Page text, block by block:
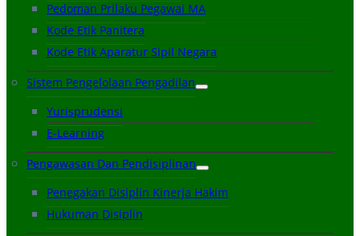
Pedoman Prilaku Pegawai MA
Kode Etik Panitera
Kode Etik Aparatur Sipil Negara
Sistem Pengelolaan Pengadilan
Yurisprudensi
E-Learning
Pengawasan Dan Pendisiplinan
Penegakan Disiplin Kinerja Hakim
Hukuman Disiplin